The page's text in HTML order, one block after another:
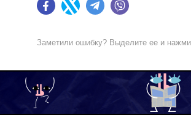
FacebookTwitter Telegram
Заметили ошибку? Выделите ее и